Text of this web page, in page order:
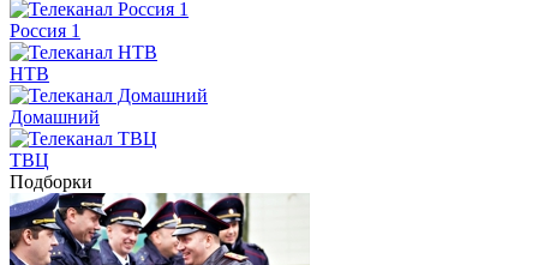
Россия 1
НТВ
Домашний
ТВЦ
Подборки